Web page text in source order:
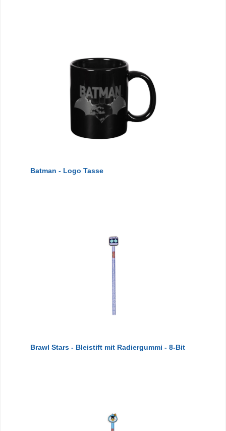
Batman - Logo Tasse
Brawl Stars - Bleistift mit Radiergummi - 8-Bit